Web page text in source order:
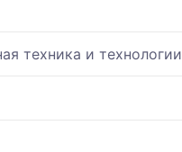
техника и технологии